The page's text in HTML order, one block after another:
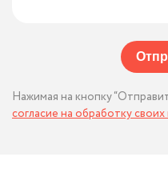
Нажимая на кнопку
согласие на обработку